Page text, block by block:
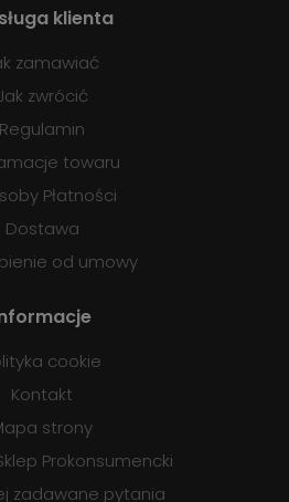
klienta
zamawiać
zwrócić
Regulamin
towaru
Płatności
Dostawa
od umowy
cookie
Kontakt
strony
Prokonsumencki
zadawane pytania